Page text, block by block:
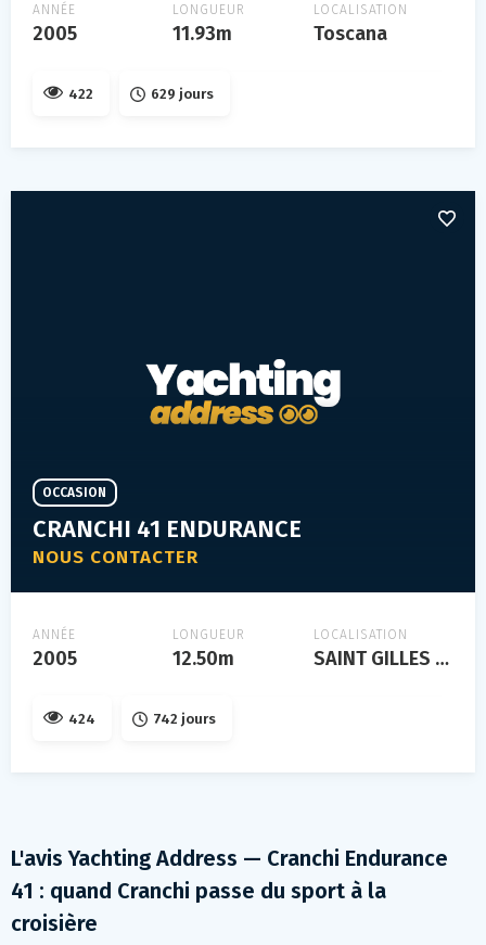
ANNÉE
2005
LONGUEUR
11.93m
LOCALISATION
Toscana
422 629 jours
CRANCHI 41 ENDURANCE
NOUS CONTACTER
OCCASION
ANNÉE
2005
LONGUEUR
12.50m
LOCALISATION
SAINT GILLES CROIX DE VIE
424 742 jours
L'avis Yachting Address — Cranchi Endurance
41 : quand Cranchi passe du sport à la
croisière